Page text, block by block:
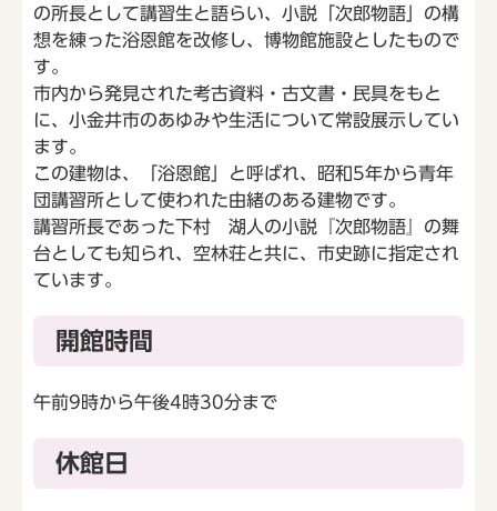
の所長として講習生と語らい、小説「次郎物語」の構
想を練った浴恩館を改修し、博物館施設としたもので
す。
市内から発見された考古資料・古文書・民具をもと
に、小金井市のあゆみや生活について常設展示してい
ます。
この建物は、「浴恩館」と呼ばれ、昭和5年から青年
団講習所として使われた由緒のある建物です。
講習所長であった下村 湖人の小説『次郎物語』の舞
台としても知られ、空林荘と共に、市史跡に指定され
ています。
開館時間
午前9時から午後4時30分まで
休館日